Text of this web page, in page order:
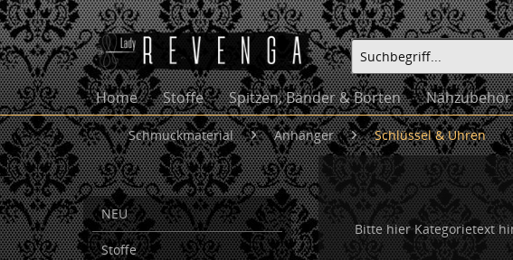
Home Stoffe Spitzen, Bänder & Borten Nähzubehör
Schmuckmaterial Anhänger Schlüssel & Uhren
NEU
Stoffe
Bitte hier Kategorietext